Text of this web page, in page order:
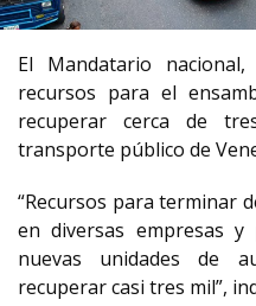
El Mandatario
recursos para el
recuperar cerca de
transporte público de
“Recursos para terminar
en diversas empresas y
nuevas unidades de
recuperar casi tres mil”,